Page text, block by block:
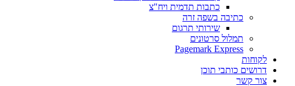
כתבות תדמית ויח"צ
כתיבה בשפה זרה
שירותי תרגום
תמלול סרטונים
Pagemark Express
לקוחות
דרושים כותבי תוכן
צור קשר